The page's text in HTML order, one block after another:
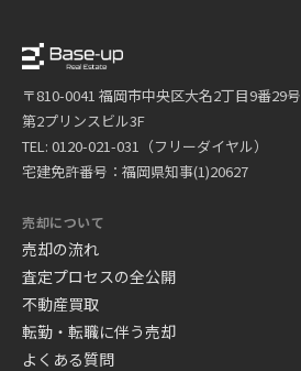
〒810-0041 福岡市中央区大名2丁目9番29号
第2プリンスビル3F
TEL: 0120-021-031（フリーダイヤル）
宅建免許番号：福岡県知事(1)20627
売却について
売却の流れ
査定プロセスの全公開
不動産買取
転勤・転職に伴う売却
よくある質問